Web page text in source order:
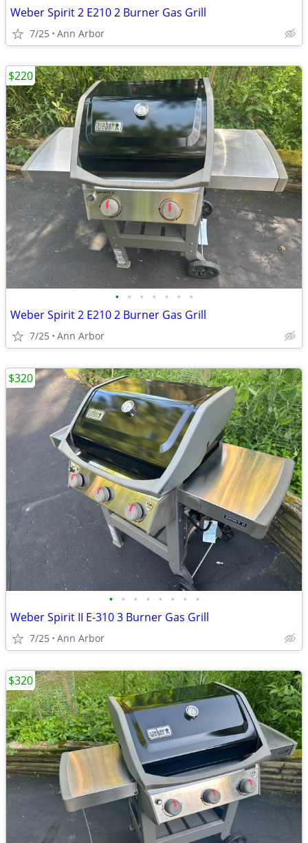
Weber Spirit 2 E210 2 Burner Gas Grill
7/25 Ann Arbor
• • • • • • •
Weber Spirit 2 E210 2 Burner Gas Grill
7/25 Ann Arbor
$220
• • • • • • • •
Weber Spirit II E-310 3 Burner Gas Grill
7/25 Ann Arbor
$320
$320